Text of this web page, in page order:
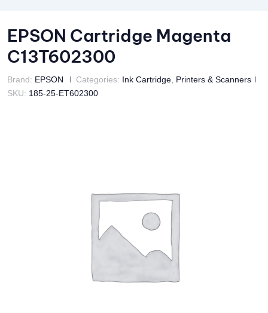
EPSON Cartridge Magenta
C13T602300
Brand: EPSON Categories: Ink Cartridge Printers & Scanners
SKU: 185-25-ET602300